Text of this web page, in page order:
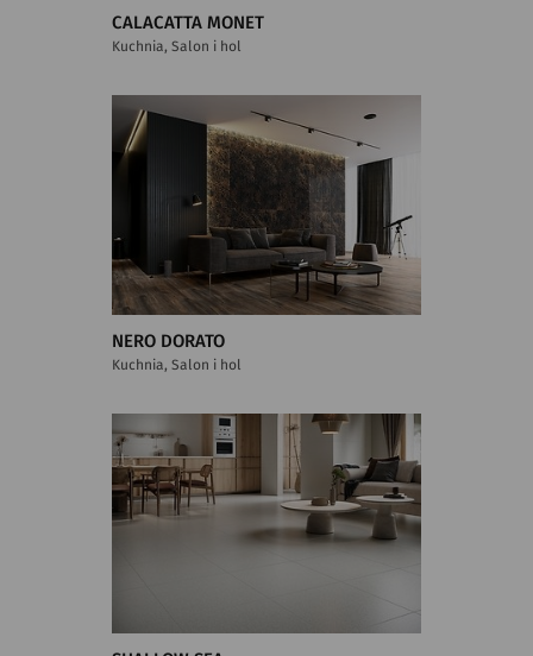
CALACATTA MONET
Kuchnia, Salon i hol
NERO DORATO
Kuchnia, Salon i hol